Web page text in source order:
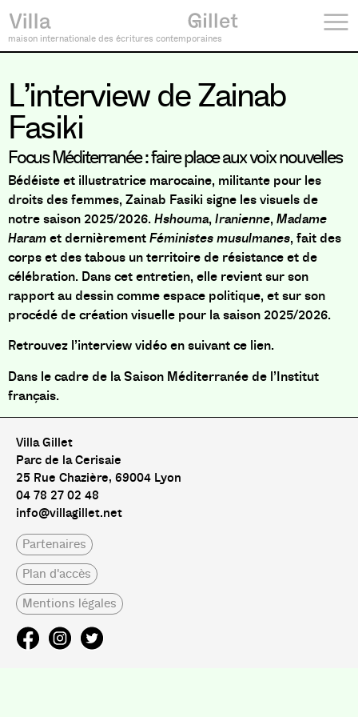
maison internationale des écritures contemporaines
L’interview de Zainab
Fasiki
Focus Méditerranée : faire place aux voix nouvelles
Bédéiste et illustratrice marocaine, militante pour les
droits des femmes, Zainab Fasiki signe les visuels de
notre saison 2025/2026.Hshouma,Iranienne,Madame
Haramet dernièrementFéministes musulmanes, fait des
corps et des tabous un territoire de résistance et de
célébration. Dans cet entretien, elle revient sur son
rapport au dessin comme espace politique, et sur son
procédé de création visuelle pour la saison 2025/2026.
Retrouvez l’interview vidéo en suivantce lien.
Dans le cadre de la Saison Méditerranée de l’Institut
français.
Villa Gillet
Parc de la Cerisaie
25 Rue Chazière, 69004 Lyon
04 78 27 02 48
info@villagillet.net
Partenaires
Plan d'accès
Mentions légales